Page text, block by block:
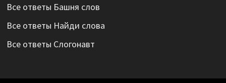
Все ответы Башня слов
Все ответы Найди слова
Все ответы Слогонавт